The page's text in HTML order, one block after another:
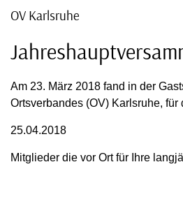
OV Karlsruhe
Am 23. März 2018 fand in der
Ortsverbandes (OV) Karlsruhe,
25.04.2018
Mitglieder die vor Ort für Ihre